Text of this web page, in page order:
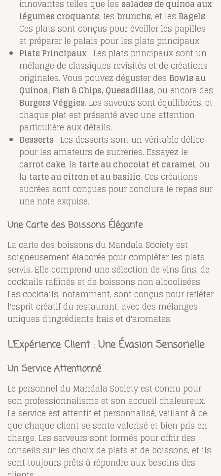
innovantes telles que les salades de quinoa aux
légumes croquants, les brunchs, et les Bagels.
Ces plats sont conçus pour éveiller les papilles
et préparer le palais pour les plats principaux.
Plats Principaux : Les plats principaux sont un
mélange de classiques revisités et de créations
originales. Vous pouvez déguster des Bowls au
Quinoa, Fish & Chips, Quesadillas, ou encore des
Burgers Véggies. Les saveurs sont équilibrées, et
chaque plat est présenté avec une attention
particulière aux détails.
Desserts : Les desserts sont un véritable délice
pour les amateurs de sucreries. Essayez le
carrot cake, la tarte au chocolat et caramel, ou
la tarte au citron et au basilic. Ces créations
sucrées sont conçues pour conclure le repas sur
une note exquise.
Une Carte des Boissons Élégante
La carte des boissons du Mandala Society est
soigneusement élaborée pour compléter les plats
servis. Elle comprend une sélection de vins fins, de
cocktails raffinés et de boissons non alcoolisées.
Les cocktails, notamment, sont conçus pour refléter
l'esprit créatif du restaurant, avec des mélanges
uniques d'ingrédients frais et d'aromates.
L’Expérience Client : Une Évasion Sensorielle
Un Service Attentionné
Le personnel du Mandala Society est connu pour
son professionnalisme et son accueil chaleureux.
Le service est attentif et personnalisé, veillant à ce
que chaque client se sente valorisé et bien pris en
charge. Les serveurs sont formés pour offrir des
conseils sur les choix de plats et de boissons, et ils
sont toujours prêts à répondre aux besoins des